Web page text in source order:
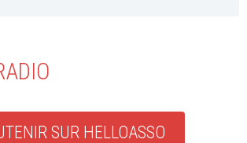
SUR HELLOASSO